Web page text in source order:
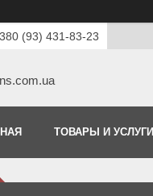
(93) 431-83-23
ТОВАРЫ И УСЛУГИ